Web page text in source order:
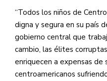
“Todos los niños de
digna y segura en su país
gobierno central que
cambio, las élites
enriquecen a expensas de
centroamericanos